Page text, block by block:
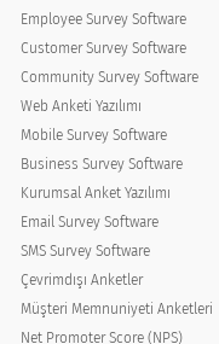
Employee Survey Software
Customer Survey Software
Community Survey Software
Web Anketi Yazılımı
Mobile Survey Software
Business Survey Software
Kurumsal Anket Yazılımı
Email Survey Software
SMS Survey Software
Çevrimdışı Anketler
Müşteri Memnuniyeti Anketleri
Net Promoter Score (NPS)